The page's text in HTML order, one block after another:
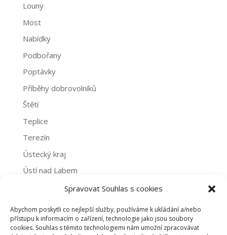
Spravovat Souhlas s cookies
Abychom poskytli co nejlepší služby, používáme k ukládání a/nebo
přístupu k informacím o zařízení, technologie jako jsou soubory
cookies. Souhlas s těmito technologiemi nám umožní zpracovávat
Louny
Most
Nabídky
Podbořany
Poptávky
Příběhy dobrovolníků
Štětí
Teplice
Terezín
Ústecký kraj
Ústí nad Labem
Archivy
Archivy